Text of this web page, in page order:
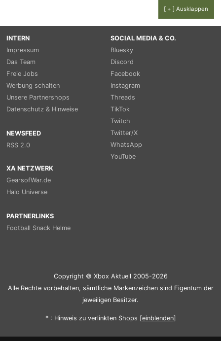
[ + ] Ausklappen
INTERN
Impressum
Das Team
Freie Jobs
Werbung schalten
Unsere Partnershops
Datenschutz & Hinweise
NEWSFEED
RSS 2.0
SOCIAL MEDIA & CO.
Bluesky
Discord
Facebook
Instagram
Threads
TikTok
Twitch
Twitter/X
WhatsApp
YouTube
XA NETZWERK
GearsofWar.de
Halo Universe
PARTNERLINKS
Football Snack Helme
Copyright © Xbox Aktuell 2005-2026
Alle Rechte vorbehalten, sämtliche Markenzeichen sind Eigentum der
jeweiligen Besitzer.
* : Hinweis zu verlinkten Shops [einblenden]